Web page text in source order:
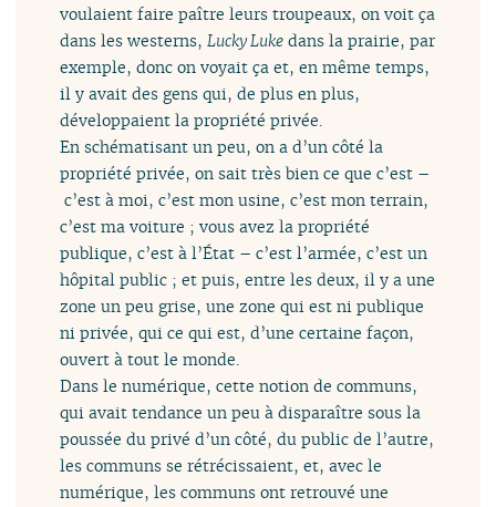
voulaient faire paître leurs troupeaux, on voit ça
dans les westerns,Lucky Luke dans la prairie, par
exemple, donc on voyait ça et, en même temps,
il y avait des gens qui, de plus en plus,
développaient la propriété privée.
En schématisant un peu, on a d’un côté la
propriété privée, on sait très bien ce que c’est –
c’est à moi, c’est mon usine, c’est mon terrain,
c’est ma voiture ; vous avez la propriété
publique, c’est à l’État – c’est l’armée, c’est un
hôpital public ; et puis, entre les deux, il y a une
zone un peu grise, une zone qui est ni publique
ni privée, qui ce qui est, d’une certaine façon,
ouvert à tout le monde.
Dans le numérique, cette notion de communs,
qui avait tendance un peu à disparaître sous la
poussée du privé d’un côté, du public de l’autre,
les communs se rétrécissaient, et, avec le
numérique, les communs ont retrouvé une